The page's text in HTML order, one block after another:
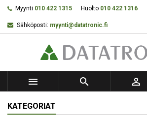
Myynti 010 422 1315 Huolto 010 422 1316
Sähköposti: myynti@datatronic.fi
  
KATEGORIAT